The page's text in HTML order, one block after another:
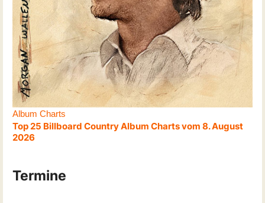
Album Charts
Top 25 Billboard Country Album Charts vom 8. August
2026
Termine